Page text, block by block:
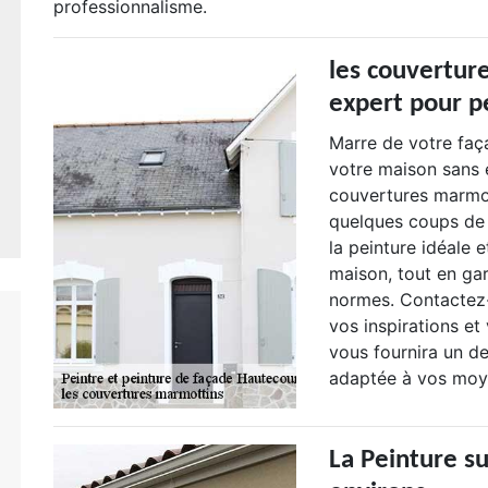
professionnalisme.
les
expert pour
Marre de votre
votre maison sans
couvertures
quelques coups
la peinture idéale
maison, tout en
normes.
vos inspirations
vous fournira un
adaptée à vos
La Peinture